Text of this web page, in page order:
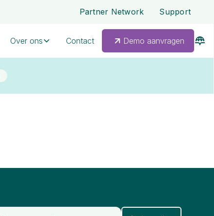
Partner Network Support
Over ons Contact Demo aanvragen